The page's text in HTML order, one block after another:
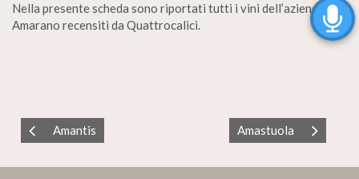
Nella presente scheda sono riportati tutti i vini dell’azienda
Amarano recensiti da Quattrocalici.
Amantis Amastuola